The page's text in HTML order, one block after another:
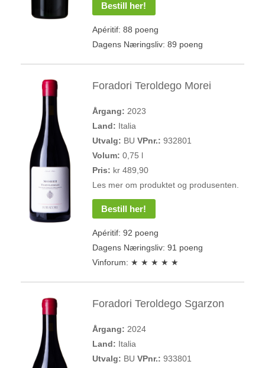
Bestill her!
Apéritif: 88 poeng
Dagens Næringsliv: 89 poeng
Foradori Teroldego Morei
Årgang: 2023
Land: Italia
Utvalg: BU VPnr.: 932801
Volum: 0,75 l
Pris: kr 489,90
Les mer om produktet og produsenten.
Bestill her!
Apéritif: 92 poeng
Dagens Næringsliv: 91 poeng
Vinforum: ★ ★ ★ ★ ★
Foradori Teroldego Sgarzon
Årgang: 2024
Land: Italia
Utvalg: BU VPnr.: 933801